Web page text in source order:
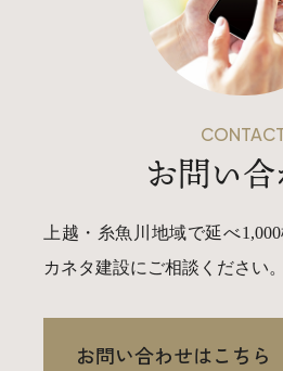
お問い
上越・糸魚川地域で延べ
カネタ建設にご相談ください。
お問い合わせはこちら